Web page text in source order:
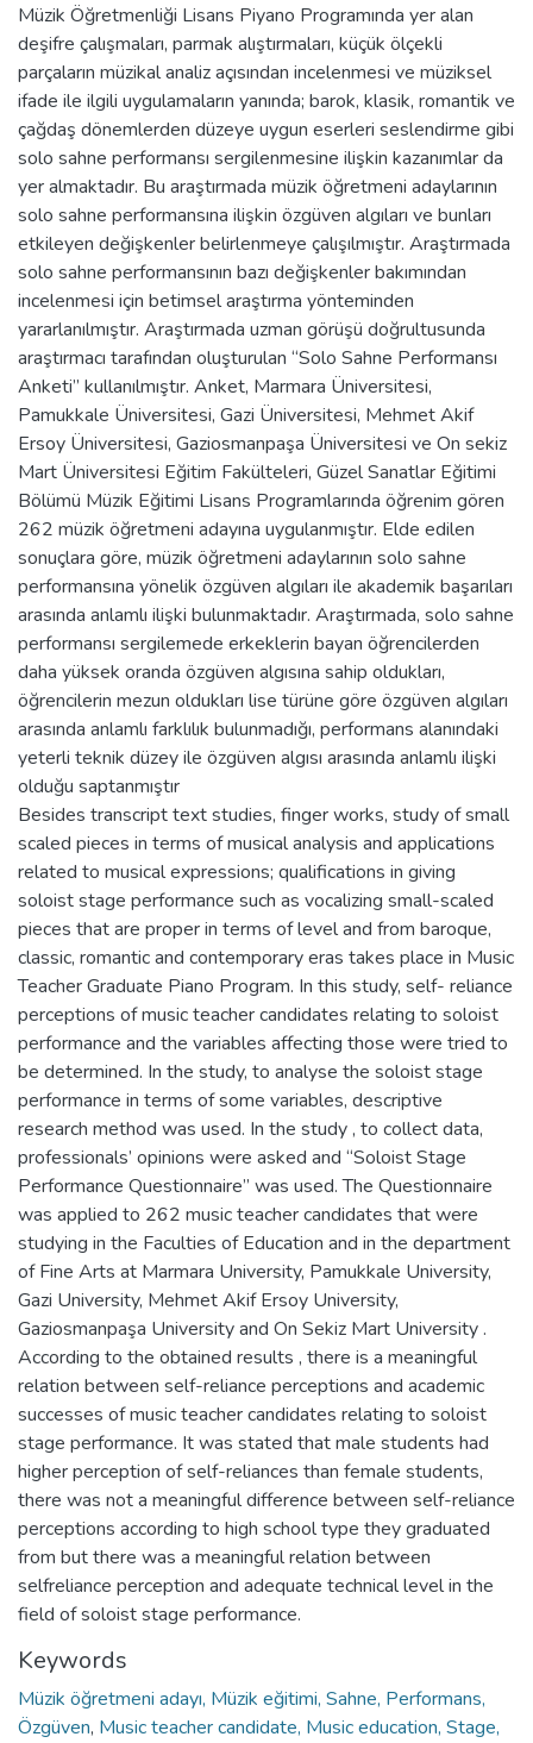
Müzik Öğretmenliği Lisans Piyano Programında yer alan
deşifre çalışmaları, parmak alıştırmaları, küçük ölçekli
parçaların müzikal analiz açısından incelenmesi ve müziksel
ifade ile ilgili uygulamaların yanında; barok, klasik, romantik ve
çağdaş dönemlerden düzeye uygun eserleri seslendirme gibi
solo sahne performansı sergilenmesine ilişkin kazanımlar da
yer almaktadır. Bu araştırmada müzik öğretmeni adaylarının
solo sahne performansına ilişkin özgüven algıları ve bunları
etkileyen değişkenler belirlenmeye çalışılmıştır. Araştırmada
solo sahne performansının bazı değişkenler bakımından
incelenmesi için betimsel araştırma yönteminden
yararlanılmıştır. Araştırmada uzman görüşü doğrultusunda
araştırmacı tarafından oluşturulan “Solo Sahne Performansı
Anketi” kullanılmıştır. Anket, Marmara Üniversitesi,
Pamukkale Üniversitesi, Gazi Üniversitesi, Mehmet Akif
Ersoy Üniversitesi, Gaziosmanpaşa Üniversitesi ve On sekiz
Mart Üniversitesi Eğitim Fakülteleri, Güzel Sanatlar Eğitimi
Bölümü Müzik Eğitimi Lisans Programlarında öğrenim gören
262 müzik öğretmeni adayına uygulanmıştır. Elde edilen
sonuçlara göre, müzik öğretmeni adaylarının solo sahne
performansına yönelik özgüven algıları ile akademik başarıları
arasında anlamlı ilişki bulunmaktadır. Araştırmada, solo sahne
performansı sergilemede erkeklerin bayan öğrencilerden
daha yüksek oranda özgüven algısına sahip oldukları,
öğrencilerin mezun oldukları lise türüne göre özgüven algıları
arasında anlamlı farklılık bulunmadığı, performans alanındaki
yeterli teknik düzey ile özgüven algısı arasında anlamlı ilişki
olduğu saptanmıştır
Besides transcript text studies, finger works, study of small
scaled pieces in terms of musical analysis and applications
related to musical expressions; qualifications in giving
soloist stage performance such as vocalizing small-scaled
pieces that are proper in terms of level and from baroque,
classic, romantic and contemporary eras takes place in Music
Teacher Graduate Piano Program. In this study, self- reliance
perceptions of music teacher candidates relating to soloist
performance and the variables affecting those were tried to
be determined. In the study, to analyse the soloist stage
performance in terms of some variables, descriptive
research method was used. In the study , to collect data,
professionals’ opinions were asked and “Soloist Stage
Performance Questionnaire” was used. The Questionnaire
was applied to 262 music teacher candidates that were
studying in the Faculties of Education and in the department
of Fine Arts at Marmara University, Pamukkale University,
Gazi University, Mehmet Akif Ersoy University,
Gaziosmanpaşa University and On Sekiz Mart University .
According to the obtained results , there is a meaningful
relation between self-reliance perceptions and academic
successes of music teacher candidates relating to soloist
stage performance. It was stated that male students had
higher perception of self-reliances than female students,
there was not a meaningful difference between self-reliance
perceptions according to high school type they graduated
from but there was a meaningful relation between
selfreliance perception and adequate technical level in the
field of soloist stage performance.
Keywords
Müzik öğretmeni adayı, Müzik eğitimi, Sahne, Performans,
Özgüven, Music teacher candidate, Music education, Stage,